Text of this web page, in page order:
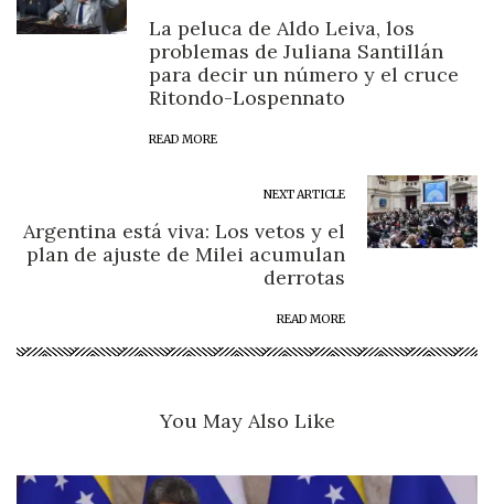
La peluca de Aldo Leiva, los
problemas de Juliana Santillán
para decir un número y el cruce
Ritondo-Lospennato
READ MORE
NEXT ARTICLE
Argentina está viva: Los vetos y el
plan de ajuste de Milei acumulan
derrotas
READ MORE
You May Also Like